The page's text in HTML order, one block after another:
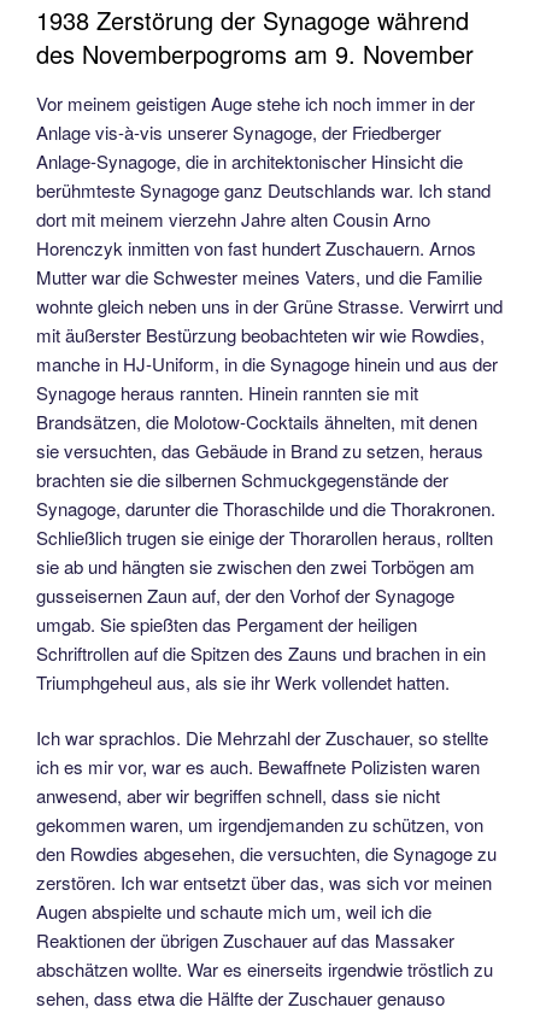
1938 Zerstörung der Synagoge während
des Novemberpogroms am 9. November
Vor meinem geistigen Auge stehe ich noch immer in der
Anlage vis-à-vis unserer Synagoge, der Friedberger
Anlage-Synagoge, die in architektonischer Hinsicht die
berühmteste Synagoge ganz Deutschlands war. Ich stand
dort mit meinem vierzehn Jahre alten Cousin Arno
Horenczyk inmitten von fast hundert Zuschauern. Arnos
Mutter war die Schwester meines Vaters, und die Familie
wohnte gleich neben uns in der Grüne Strasse. Verwirrt und
mit äußerster Bestürzung beobachteten wir wie Rowdies,
manche in HJ-Uniform, in die Synagoge hinein und aus der
Synagoge heraus rannten. Hinein rannten sie mit
Brandsätzen, die Molotow-Cocktails ähnelten, mit denen
sie versuchten, das Gebäude in Brand zu setzen, heraus
brachten sie die silbernen Schmuckgegenstände der
Synagoge, darunter die Thoraschilde und die Thorakronen.
Schließlich trugen sie einige der Thorarollen heraus, rollten
sie ab und hängten sie zwischen den zwei Torbögen am
gusseisernen Zaun auf, der den Vorhof der Synagoge
umgab. Sie spießten das Pergament der heiligen
Schriftrollen auf die Spitzen des Zauns und brachen in ein
Triumphgeheul aus, als sie ihr Werk vollendet hatten.
Ich war sprachlos. Die Mehrzahl der Zuschauer, so stellte
ich es mir vor, war es auch. Bewaffnete Polizisten waren
anwesend, aber wir begriffen schnell, dass sie nicht
gekommen waren, um irgendjemanden zu schützen, von
den Rowdies abgesehen, die versuchten, die Synagoge zu
zerstören. Ich war entsetzt über das, was sich vor meinen
Augen abspielte und schaute mich um, weil ich die
Reaktionen der übrigen Zuschauer auf das Massaker
abschätzen wollte. War es einerseits irgendwie tröstlich zu
sehen, dass etwa die Hälfte der Zuschauer genauso